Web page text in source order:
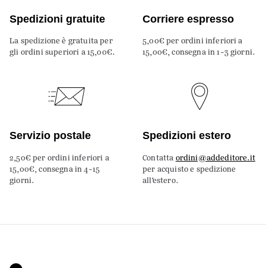
Spedizioni gratuite
La spedizione è gratuita per
gli ordini superiori a 15,00€.
Corriere espresso
5,00€ per ordini inferiori a
15,00€, consegna in 1-3 giorni.
Servizio postale
2,50€ per ordini inferiori a
15,00€, consegna in 4-15
giorni.
Spedizioni estero
Contatta ordini@addeditore.it
per acquisto e spedizione
all’estero.